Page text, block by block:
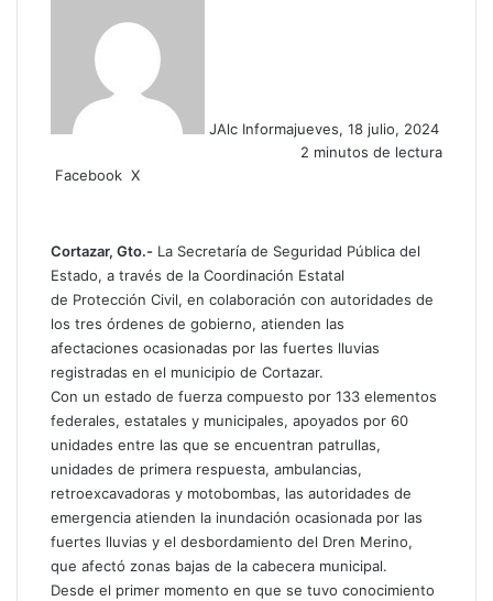
JAlc Informajueves, 18 julio, 2024
2 minutos de lectura
Facebook X
s
A
a
p
o
r
c
o
r
r
e
o
e
Cortazar, Gto.- La Secretaría de Seguridad Pública del
Estado, a través de la Coordinación Estatal
de Protección Civil, en colaboración con autoridades de
los tres órdenes de gobierno, atienden las
afectaciones ocasionadas por las fuertes lluvias
registradas en el municipio de Cortazar.
Con un estado de fuerza compuesto por 133 elementos
federales, estatales y municipales, apoyados por 60
unidades entre las que se encuentran patrullas,
unidades de primera respuesta, ambulancias,
retroexcavadoras y motobombas, las autoridades de
emergencia atienden la inundación ocasionada por las
fuertes lluvias y el desbordamiento del Dren Merino,
que afectó zonas bajas de la cabecera municipal.
Desde el primer momento en que se tuvo conocimiento